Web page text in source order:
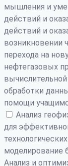
мышления и
действий и
действий и
возникновении
перехода на
нефтегазовых
обработки
помощи
Анализ
для
моделирование
Анализ и